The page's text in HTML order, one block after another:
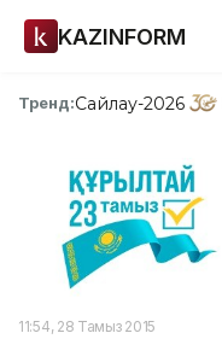
KAZINFORM
Тренд:Сайлау-2026
11:54, 28 Тамыз 2015